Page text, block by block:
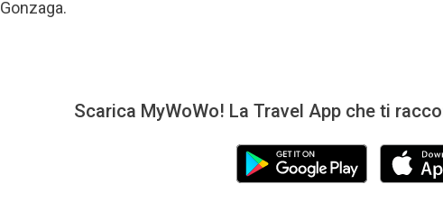
Gonzaga.
Scarica MyWoWo! La Travel App che ti